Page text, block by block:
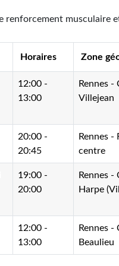
renforcement musculaire
Horaires Zone
12:00 -
13:00
Rennes -
Villejean
20:00 -
20:45
Rennes -
centre
19:00 -
20:00
Rennes -
Harpe
12:00 -
13:00
Rennes -
Beaulieu